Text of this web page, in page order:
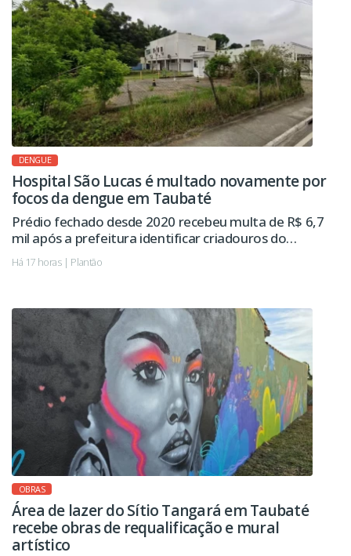
DENGUE
Hospital São Lucas é multado novamente por
focos da dengue em Taubaté
Prédio fechado desde 2020 recebeu multa de R$ 6,7
mil após a prefeitura identificar criadouros do
mosquito da dengue. Imóvel já havia sido autuado
pelo mesmo motivo em 2024.
Há 17 horas | Plantão
OBRAS
Área de lazer do Sítio Tangará em Taubaté
recebe obras de requalificação e mural
artístico